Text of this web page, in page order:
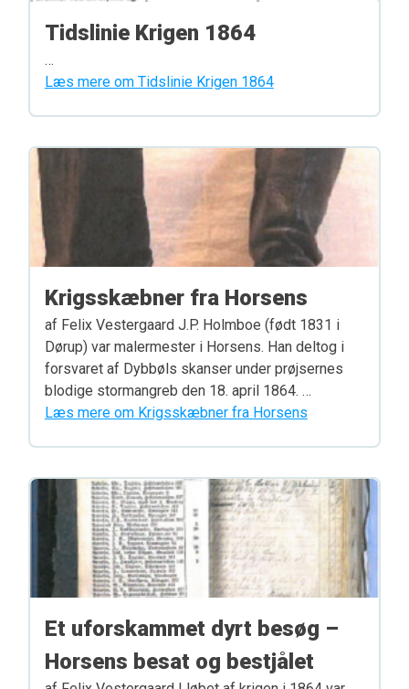
Tidslinie Krigen 1864
…
Læs mere om Tidslinie Krigen 1864
Krigsskæbner fra Horsens
af Felix Vestergaard J.P. Holmboe (født 1831 i
Dørup) var malermester i Horsens. Han deltog i
forsvaret af Dybbøls skanser under prøjsernes
blodige stormangreb den 18. april 1864. …
Læs mere om Krigsskæbner fra Horsens
Et uforskammet dyrt besøg –
Horsens besat og bestjålet